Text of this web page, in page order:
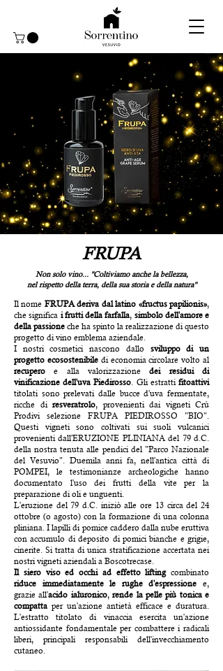
FRUPA
Non solo vino... "Coltiviamo anche la bellezza,
nel rispetto della terra, della sua storia e della natura"
Il nome FRUPA deriva dal latino «fructus papilionis»,
che significa i frutti della farfalla, simbolo dell'amore e
della passione che ha spinto la realizzazione di questo
progetto di vino emblema aziendale.
I nostri cosmetici nascono dallo sviluppo di un
progetto ecosostenibiledi economia circolare volto al
recupero e alla valorizzazionedei residui di
vinificazione dell'uva Piedirosso. Gli estrattifitoattivi
titolati sono prelevati dalle bucce d'uva fermentate,
ricche di resveratrolo, provenienti dai vigneti Crù
Prodivi selezione FRUPA PIEDIROSSO "BIO".
Questi vigneti sono coltivati sui suoli vulcanici
provenienti dall'ERUZIONE PLINIANA del 79 d.C.
della nostra tenuta alle pendici del "Parco Nazionale
del Vesuvio". Duemila anni fa, nell'antica città di
POMPEI, le testimonianze archeologiche hanno
documentato l'uso dei frutti della vite per la
preparazione di oli e unguenti.
L'eruzione del 79 d.C. iniziò alle ore 13 circa del 24
ottobre (o agosto) con la formazione di una colonna
pliniana. I lapilli di pomice caddero dalla nube eruttiva
con accumulo di deposito di pomici bianche e grigie,
cinerite. Si tratta di unica stratificazione accertata nei
nostri vigneti aziendali a Boscotrecase.
Il siero viso ed occhi ad effetto liftingcombinato
riduce immediatamente le rughe d'espressione e,
grazie all'acido ialuronico,rende la pelle più tonica e
compattaper un'azione antietà efficace e duratura.
L'estratto titolato di vinaccia esercita un'azione
antiossidante fondamentale per combattere i radicali
liberi, principali responsabili dell'invecchiamento
cutaneo.